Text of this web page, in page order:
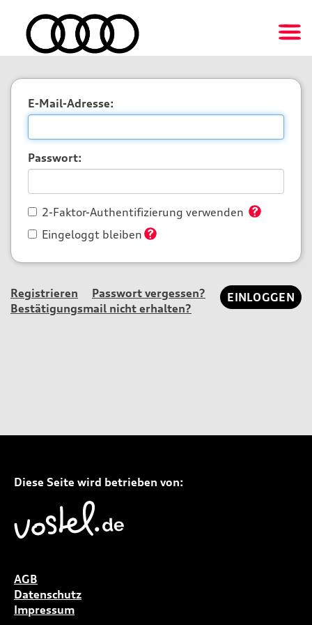
E-Mail-Adresse:
Passwort:
2-Faktor-Authentifizierung verwenden
Eingeloggt bleiben
Registrieren
Passwort vergessen?
Bestätigungsmail nicht erhalten?
Diese Seite wird betrieben von:
AGB
Datenschutz
Impressum